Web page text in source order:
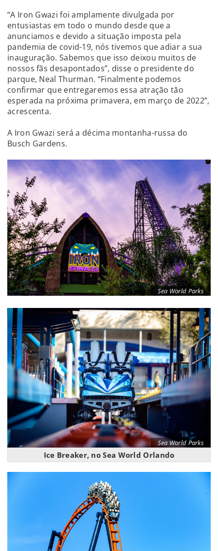
“A Iron Gwazi foi amplamente divulgada por
entusiastas em todo o mundo desde que a
anunciamos e devido a situação imposta pela
pandemia de covid-19, nós tivemos que adiar a sua
inauguração. Sabemos que isso deixou muitos de
nossos fãs desapontados”, disse o presidente do
parque, Neal Thurman. “Finalmente podemos
confirmar que entregaremos essa atração tão
esperada na próxima primavera, em março de 2022”,
acrescenta.
A Iron Gwazi será a décima montanha-russa do
Busch Gardens.
Sea World Parks
Sea World Parks
Ice Breaker, no Sea World Orlando